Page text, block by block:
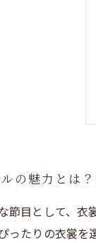
の魅力とは
節目として、衣
ったりの衣裳を